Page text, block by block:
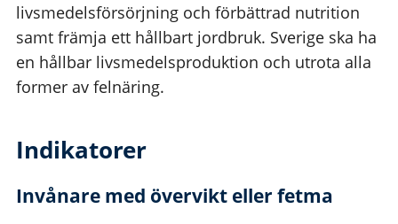
livsmedelsförsörjning och förbättrad nutrition
samt främja ett hållbart jordbruk. Sverige ska ha
en hållbar livsmedelsproduktion och utrota alla
former av felnäring.
Indikatorer
Invånare med övervikt eller fetma